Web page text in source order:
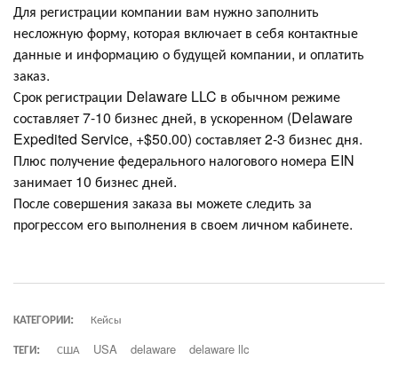
Для регистрации компании вам нужно заполнить
несложную форму, которая включает в себя контактные
данные и информацию о будущей компании, и оплатить
заказ.
Срок регистрации Delaware LLC в обычном режиме
составляет 7-10 бизнес дней, в ускоренном (Delaware
Expedited Service, +$50.00) составляет 2-3 бизнес дня.
Плюс получение федерального налогового номера EIN
занимает 10 бизнес дней.
После совершения заказа вы можете следить за
прогрессом его выполнения в своем личном кабинете.
КАТЕГОРИИ:
Кейсы
ТЕГИ:
США USA delaware delaware llc